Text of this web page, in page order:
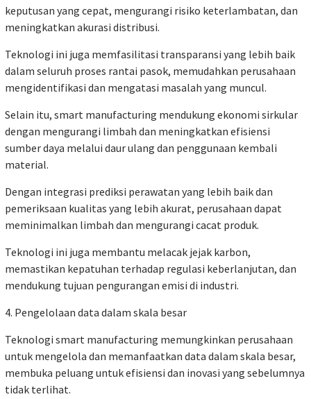
keputusan yang cepat, mengurangi risiko keterlambatan, dan
meningkatkan akurasi distribusi.
Teknologi ini juga memfasilitasi transparansi yang lebih baik
dalam seluruh proses rantai pasok, memudahkan perusahaan
mengidentifikasi dan mengatasi masalah yang muncul.
Selain itu, smart manufacturing mendukung ekonomi sirkular
dengan mengurangi limbah dan meningkatkan efisiensi
sumber daya melalui daur ulang dan penggunaan kembali
material.
Dengan integrasi prediksi perawatan yang lebih baik dan
pemeriksaan kualitas yang lebih akurat, perusahaan dapat
meminimalkan limbah dan mengurangi cacat produk.
Teknologi ini juga membantu melacak jejak karbon,
memastikan kepatuhan terhadap regulasi keberlanjutan, dan
mendukung tujuan pengurangan emisi di industri.
4. Pengelolaan data dalam skala besar
Teknologi smart manufacturing memungkinkan perusahaan
untuk mengelola dan memanfaatkan data dalam skala besar,
membuka peluang untuk efisiensi dan inovasi yang sebelumnya
tidak terlihat.